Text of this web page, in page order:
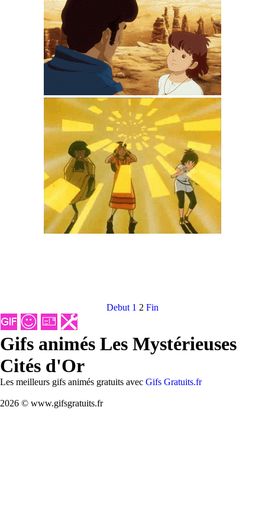
Debut 1 2 Fin
Gifs animés Les Mystérieuses
Cités d'Or
Les meilleurs gifs animés gratuits avec Gifs Gratuits.fr
2026 © www.gifsgratuits.fr